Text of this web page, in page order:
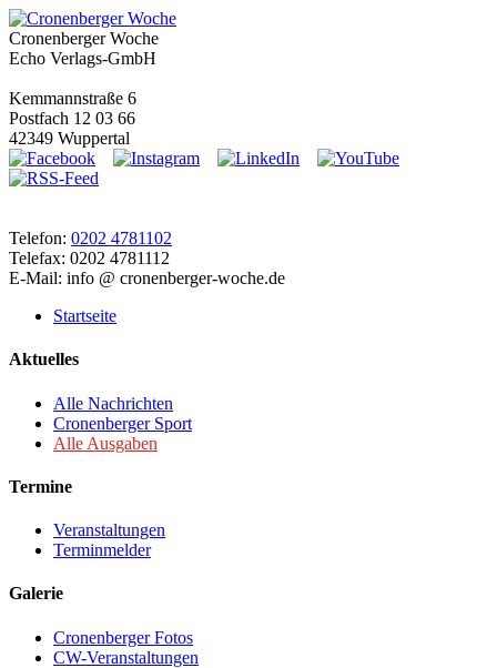
Cronenberger Woche
Echo Verlags-GmbH
Kemmannstraße 6
Postfach 12 03 66
42349 Wuppertal
Telefon: 0202 4781102
Telefax: 0202 4781112
E-Mail: info @ cronenberger-woche.de
Startseite
Aktuelles
Alle Nachrichten
Cronenberger Sport
Alle Ausgaben
Termine
Veranstaltungen
Terminmelder
Galerie
Cronenberger Fotos
CW-Veranstaltungen